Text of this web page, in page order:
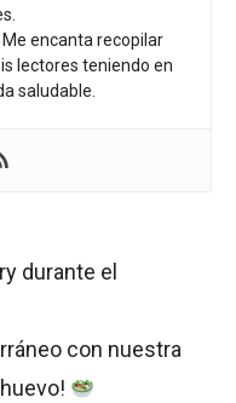
encanta recopilar
lectores teniendo en
saludable.
durante el
con nuestra